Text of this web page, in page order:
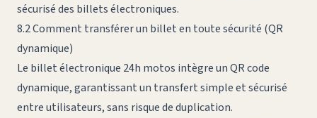
sécurisé des billets électroniques.
8.2 Comment transférer un billet en toute sécurité (QR
dynamique)
Le billet électronique 24h motos intègre un QR code
dynamique, garantissant un transfert simple et sécurisé
entre utilisateurs, sans risque de duplication.